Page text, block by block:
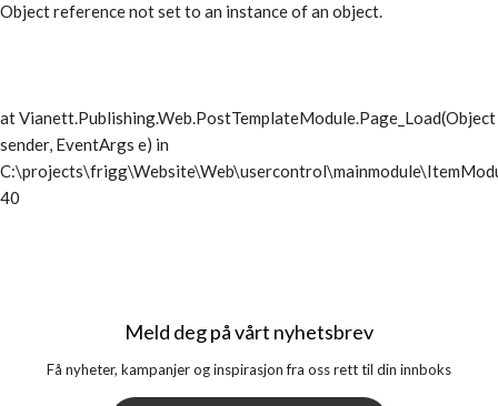
Object reference not set to an instance of an object.
at Vianett.Publishing.Web.PostTemplateModule.Page_Load(Object
sender, EventArgs e) in
40
Meld deg på vårt nyhetsbrev
Få nyheter, kampanjer og inspirasjon fra oss rett til din innboks